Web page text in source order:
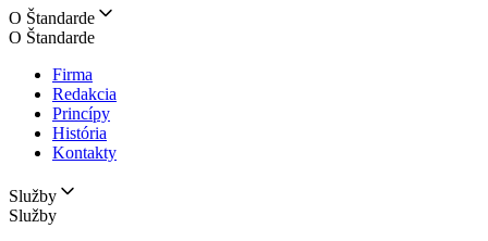
O Štandarde
O Štandarde
Firma
Redakcia
Princípy
História
Kontakty
Služby
Služby